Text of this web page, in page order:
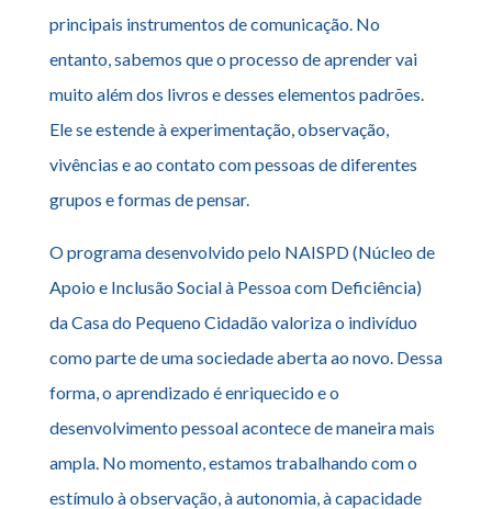
principais instrumentos de comunicação. No
entanto, sabemos que o processo de aprender vai
muito além dos livros e desses elementos padrões.
Ele se estende à experimentação, observação,
vivências e ao contato com pessoas de diferentes
grupos e formas de pensar.
O programa desenvolvido pelo NAISPD (Núcleo de
Apoio e Inclusão Social à Pessoa com Deficiência)
da Casa do Pequeno Cidadão valoriza o indivíduo
como parte de uma sociedade aberta ao novo. Dessa
forma, o aprendizado é enriquecido e o
desenvolvimento pessoal acontece de maneira mais
ampla. No momento, estamos trabalhando com o
estímulo à observação, à autonomia, à capacidade